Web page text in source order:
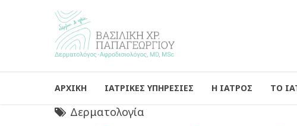
ΑΡΧΙΚΗ ΙΑΤΡΙΚΕΣ ΥΠΗΡΕΣΙΕΣ Η ΙΑΤΡΟΣ ΤΟ
Δερματολογία